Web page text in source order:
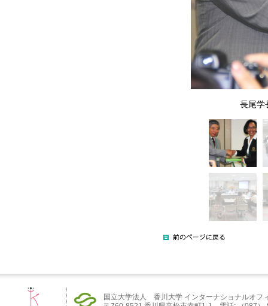
長尾学
国立大学法人 香川大学 インターナショナルオフ